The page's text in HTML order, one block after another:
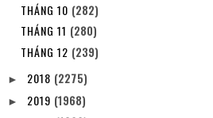
THÁNG 10 (282)
THÁNG 11 (280)
THÁNG 12 (239)
► 2018 (2275)
► 2019 (1968)